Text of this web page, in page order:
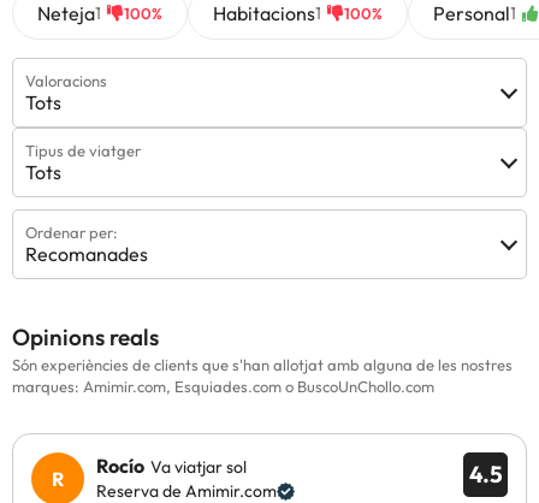
Neteja1 100% Habitacions1 100% Personal1
Valoracions
Tots
Tipus de viatger
Tots
Ordenar per:
Recomanades
Opinions reals
Són experiències de clients que s'han allotjat amb alguna de les nostres
marques: Amimir.com, Esquiades.com o BuscoUnChollo.com
4.5
Rocío Va viatjar sol
Reserva de Amimir.com